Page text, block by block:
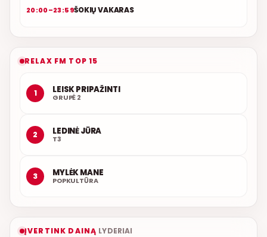
20:00–23:59ŠOKIŲ VAKARAS
RELAX FM TOP 15
1 LEISK PRIPAŽINTI
GRUPĖ 2
2 LEDINĖ JŪRA
T3
3 MYLĖK MANE
POPKULTŪRA
ĮVERTINK DAINĄ LYDERIAI